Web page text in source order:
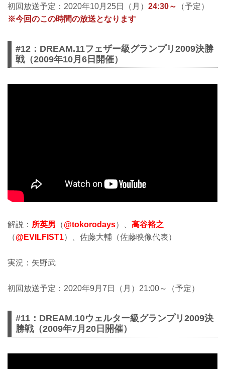
初回放送予定：2020年10月25日（月） 24:30～
（予定）
※今回のこの時間の放送となります
#12：DREAM.11フェザー級グランプリ2009決勝
戦（2009年10月6日開催）
解説： 所英男 （@tokorodays）、 髙谷裕之
（@EVILFIST1）、佐藤大輔（佐藤映像代表）
実況：矢野武
初回放送予定：2020年9月7日（月）21:00～（予定）
#11：DREAM.10ウェルター級グランプリ2009決
勝戦（2009年7月20日開催）